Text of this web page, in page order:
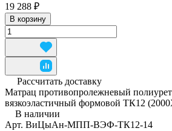
19 288 ₽
В корзину
Рассчитать доставку
Матрац противопролежневый
вязкоэластичный формовой ТК12
В наличии
Арт. ВиЦыАн-МПП-ВЭФ-ТК12-14